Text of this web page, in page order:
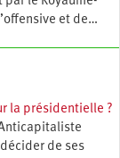
et de…
la présidentielle ?
de ses